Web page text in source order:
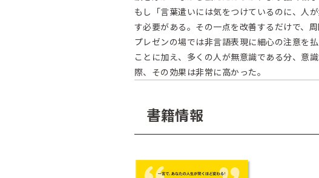
もし「言葉遣いには気をつけているのに、人
す必要がある。その一点を改善するだけで、
プレゼンの場では非言語表現に細心の注意を
ことに加え、多くの人が無意識である分、意
際、その効果は非常に高かった。
書籍情報